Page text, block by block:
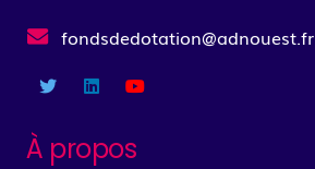
fondsdedotation@adnouest.fr
À propos